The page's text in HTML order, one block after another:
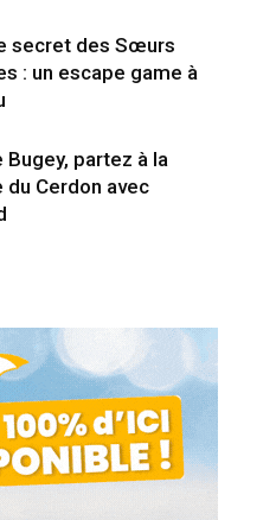
secret des Sœurs
: un escape game à
Bugey, partez à la
du Cerdon avec